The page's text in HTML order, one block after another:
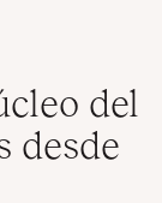
del
desde